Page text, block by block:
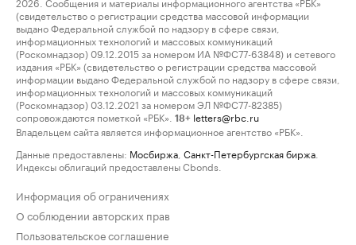
(свидетельство о регистрации средства массовой информации
выдано Федеральной службой по надзору в сфере связи,
информационных технологий и массовых коммуникаций
(Роскомнадзор) 09.12.2015 за номером ИА №ФС77-63848) и сетевого
издания «РБК» (свидетельство о регистрации средства массовой
информации выдано Федеральной службой по надзору в сфере связи,
информационных технологий и массовых коммуникаций
(Роскомнадзор) 03.12.2021 за номером ЭЛ №ФС77-82385)
сопровождаются пометкой «РБК».
18+ letters@rbc.ru
Владельцем сайта является информационное агентство «РБК».
Данные предоставлены: Мосбиржа Санкт-Петербургская биржа
Индексы облигаций предоставлены Cbonds.
Информация об ограничениях
О соблюдении авторских прав
Пользовательское соглашение